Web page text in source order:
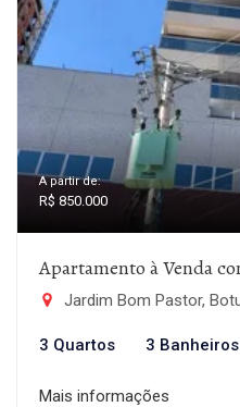
A partir de:
R$ 850.000
Apartamento à Venda
Jardim Bom Pastor,
3 Quartos 3 Banheiros
Mais informações